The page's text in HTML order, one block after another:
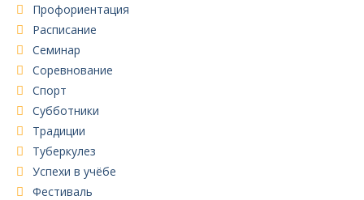
Профориентация
Расписание
Семинар
Соревнование
Спорт
Субботники
Традиции
Туберкулез
Успехи в учёбе
Фестиваль